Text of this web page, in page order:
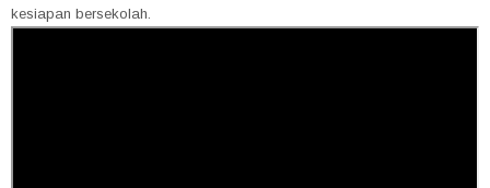
kesiapan bersekolah.